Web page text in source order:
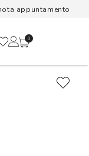
Lenti a
appuntamento
0